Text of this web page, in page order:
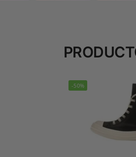
-50%